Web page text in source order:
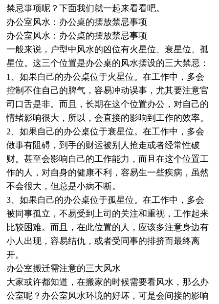
禁忌事项呢？下面我们就一起来看看吧。
办公室风水：办公桌的摆放禁忌事项
办公室风水：办公桌的摆放禁忌事项
一般来说，户型中风水的凶位有火星位、衰星位、孤
星位。这三个位置是办公桌的风水摆设的三大禁忌：
1、如果自己的办公桌位于火星位。在工作中，多会
控制不住自己的脾气，容易冲动误事，尤其要注意官
司口舌是非。而且，长期在这个位置办公，对自己的
情绪影响很大，所以，会直接的影响到工作的效率。
2、如果自己的办公桌位于衰星位。在工作中，多会
做事有阻碍，到手的财运被别人抢走或者经常性破
财。甚至会影响自己的工作能力，而且在这个位置工
作的人，对自身的健康不利，容易生一些疾病，虽然
不会很大，但总是小病不断。
3、如果自己的办公桌位于孤星位。在工作中，多会
被同事孤立，不易受到上司的关注和重视，工作起来
比较困难。而且，在此位置的人，应该多注意身边有
小人出现，容易结仇，或者受同事的排挤而最终离
开。
办公室搬迁需注意的三大风水
大家或许都知道，在搬家的时候需要看风水，那么办
公室呢？办公室风水环境的好坏，可是会间接的影响